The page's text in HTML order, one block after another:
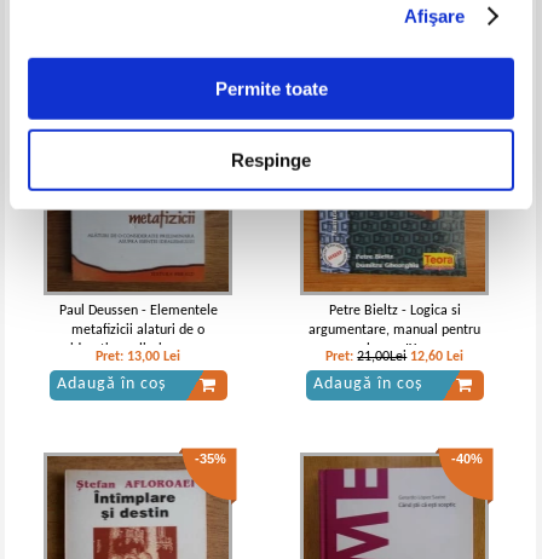
Afişare
Permite toate
Respinge
Paul Deussen - Elementele
metafizicii alaturi de o
consideratie preliminara asupra
esentei idealismului
Pret: 13,00 Lei
Adaugă în coș
Petre Bieltz - Logica si
argumentare, manual pentru
clasa a IX-a
Pret:21,00Lei 12,60 Lei
Adaugă în coș
-35% -40%